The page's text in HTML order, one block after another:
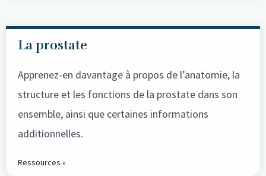
La prostate
Apprenez-en davantage à propos de l’anatomie, la
structure et les fonctions de la prostate dans son
ensemble, ainsi que certaines informations
additionnelles.
Ressources »